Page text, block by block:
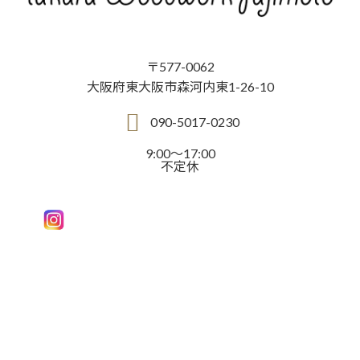
〒577-0062
大阪府東大阪市森河内東1-26-10
090-5017-0230
9:00～17:00
不定休